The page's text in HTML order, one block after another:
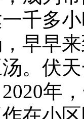
千多
早早
。伏
2020年